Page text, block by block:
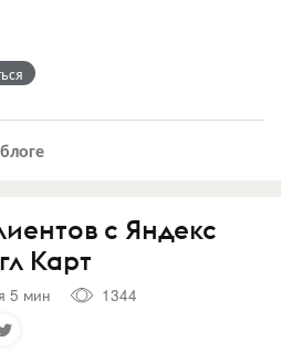
с Яндекс
Карт
5 мин
1344